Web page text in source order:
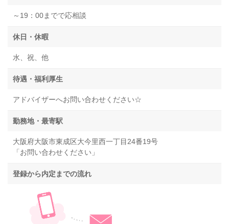
～19：00までで応相談
休日・休暇
水、祝、他
待遇・福利厚生
アドバイザーへお問い合わせください☆
勤務地・最寄駅
大阪府大阪市東成区大今里西一丁目24番19号
「お問い合わせください」
登録から内定までの流れ